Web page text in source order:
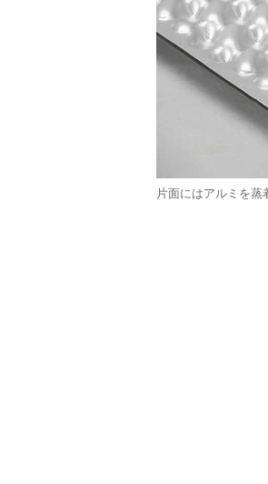
片面にはアルミを蒸